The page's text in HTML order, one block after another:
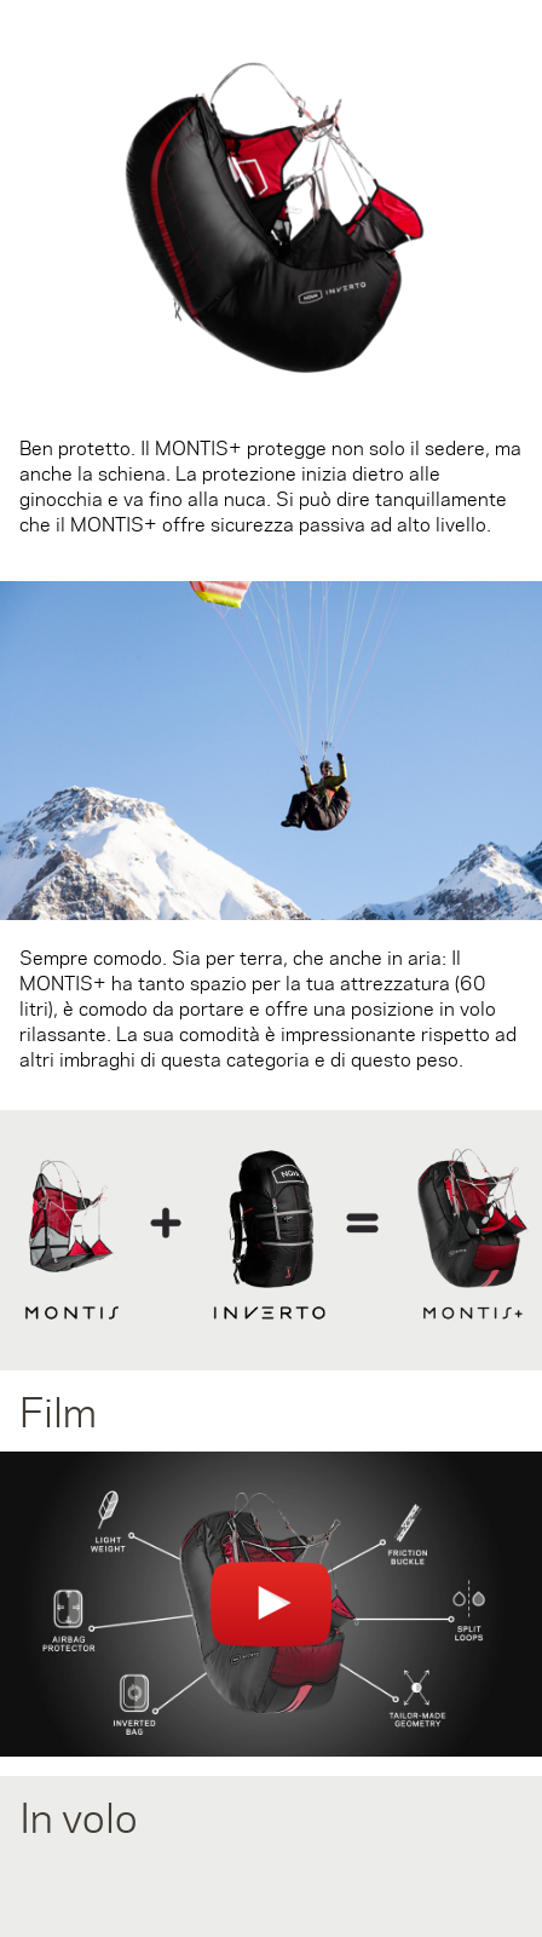
Ben protetto. Il MONTIS+ protegge non solo il sedere, ma
anche la schiena. La protezione inizia dietro alle
ginocchia e va fino alla nuca. Si può dire tanquillamente
che il MONTIS+ offre sicurezza passiva ad alto livello.
Sempre comodo. Sia per terra, che anche in aria: Il
MONTIS+ ha tanto spazio per la tua attrezzatura (60
litri), è comodo da portare e offre una posizione in volo
rilassante. La sua comodità è impressionante rispetto ad
altri imbraghi di questa categoria e di questo peso.
Film
(AdBlock/Ghostery) if they block videos.
In volo